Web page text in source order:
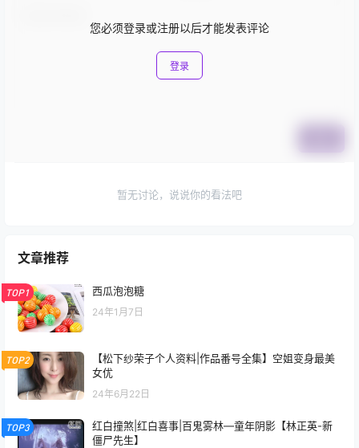
您必须登录或注册以后才能发表评论
登录
暂无讨论，说说你的看法吧
文章推荐
TOP1 西瓜泡泡糖
24年1月7日
TOP2
【松下纱荣子个人资料|作品番号全集】空姐变身最美
女优
24年6月22日
TOP3
红白撞煞|红白喜事|百鬼雾林—童年阴影【林正英-新
僵尸先生】